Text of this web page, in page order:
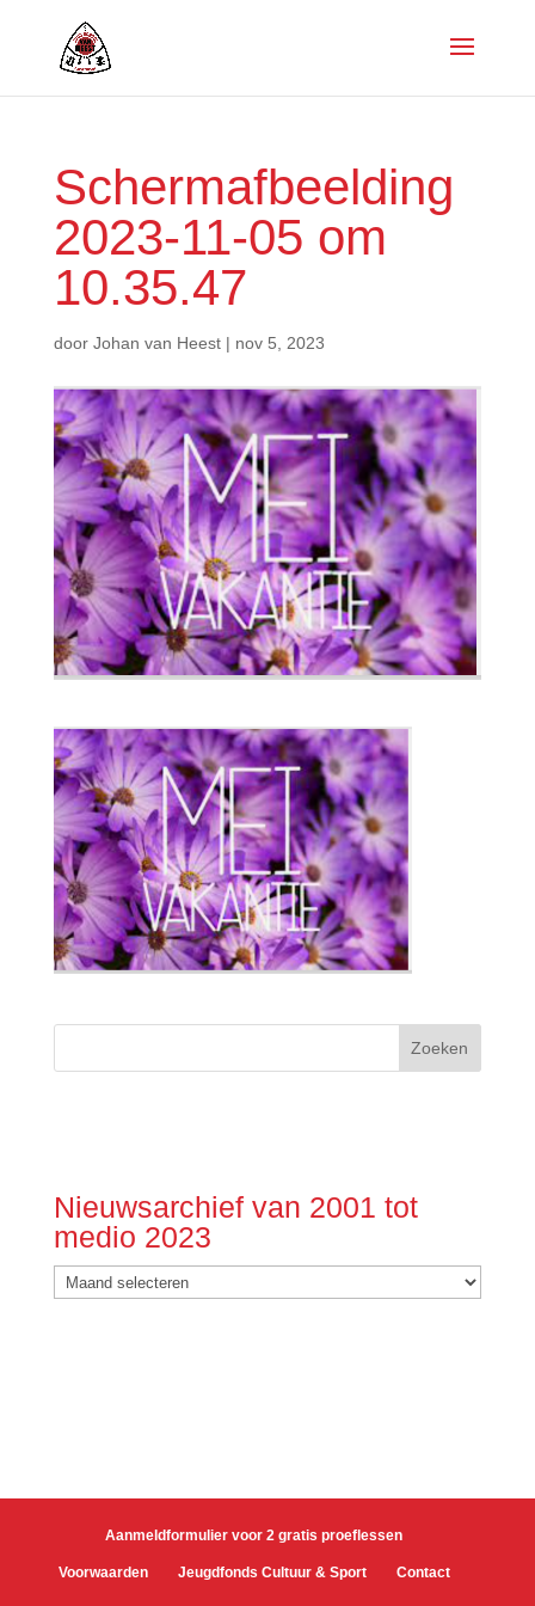
Scherm­afbeelding
2023-11-05 om
10.35.47
door Johan van Heest| nov 5, 2023
Nieuwsarchief van 2001 tot
medio 2023
Nieuwsarchief
van
Aanmeldformulier voor 2 gratis proeflessen
Voorwaarden Jeugdfonds Cultuur & Sport Contact